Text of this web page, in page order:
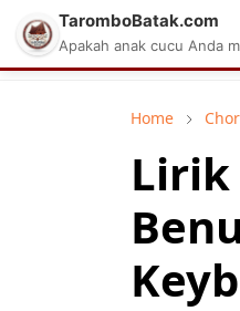
Matius
Home
Lirik
TaromboBatak.com
Apakah anak cucu Anda